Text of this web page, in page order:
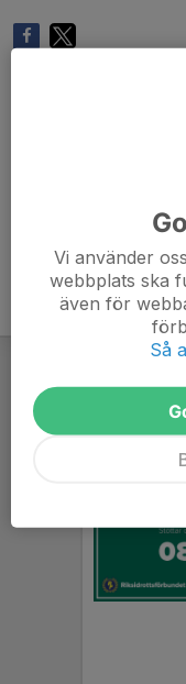
Anmälan är öppen
Vi använder
webbplats ska
även för
Så